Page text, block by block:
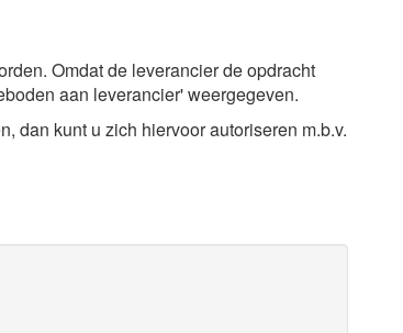
Omdat de leverancier de opdracht
aan leverancier' weergegeven.
dan kunt u zich hiervoor autoriseren m.b.v.